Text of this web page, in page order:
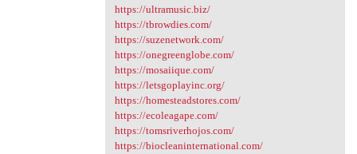
https://ultramusic.biz/
https://tbrowdies.com/
https://suzenetwork.com/
https://onegreenglobe.com/
https://mosaiique.com/
https://letsgoplayinc.org/
https://homesteadstores.com/
https://ecoleagape.com/
https://tomsriverhojos.com/
https://biocleaninternational.com/